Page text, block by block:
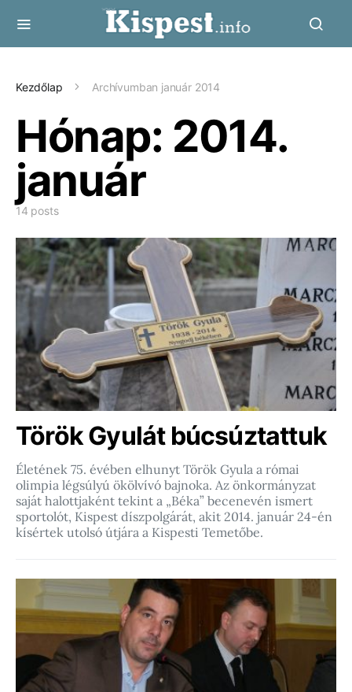
Kezdőlap Archívumban január 2014
Hónap: 2014.
január
14 posts
Török Gyulát búcsúztattuk
Életének 75. évében elhunyt Török Gyula a római
olimpia légsúlyú ökölvívó bajnoka. Az önkormányzat
saját halottjaként tekint a „Béka” becenevén ismert
sportolót, Kispest díszpolgárát, akit 2014. január 24-én
kísértek utolsó útjára a Kispesti Temetőbe.